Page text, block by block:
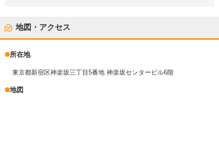
地図・アクセス
所在地
東京都新宿区神楽坂三丁目5番地 神楽坂センタービル6階
地図